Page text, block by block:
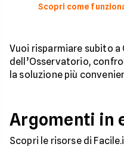
Scopri come
Vuoi risparmiare subito
dell’Osservatorio,
la soluzione più
Argomenti in
Scopri le risorse di